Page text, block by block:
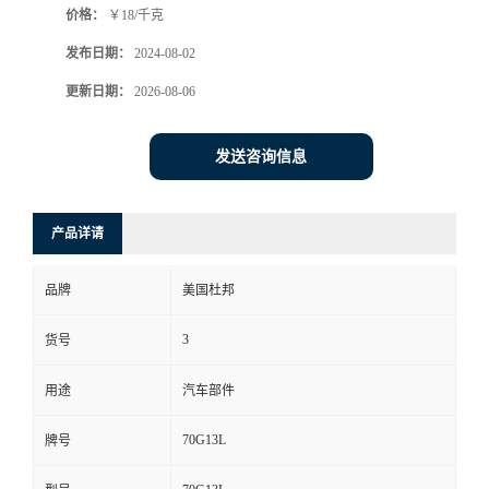
价格： ￥18/千克
发布日期： 2024-08-02
更新日期： 2026-08-06
发送咨询信息
产品详请
品牌 美国杜邦
货号 3
用途 汽车部件
牌号 70G13L